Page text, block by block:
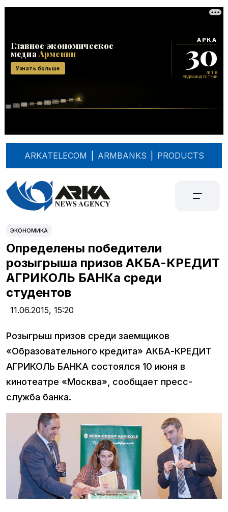
ARKATELECOM ARMBANKS PRODUCTS
ЭКОНОМИКА
Определены победители
розыгрыша призов АКБА-КРЕДИТ
АГРИКОЛЬ БАНКа среди
студентов
11.06.2015, 15:20
Розыгрыш призов среди заемщиков
«Образовательного кредита» АКБА-КРЕДИТ
АГРИКОЛЬ БАНКА состоялся 10 июня в
кинотеатре «Москва», сообщает пресс-
служба банка.